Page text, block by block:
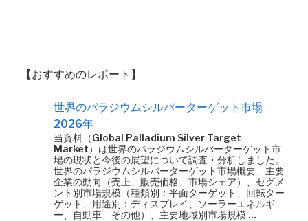
【おすすめのレポート】
世界のパラジウムシルバーターゲット市場
2026年
当資料（Global Palladium Silver Target
Market）は世界のパラジウムシルバーターゲット市
場の現状と今後の展望について調査・分析しました。
世界のパラジウムシルバーターゲット市場概要、主要
企業の動向（売上、販売価格、市場シェア）、セグメ
ント別市場規模（種類別：平面ターゲット、回転ター
ゲット、用途別：ディスプレイ、ソーラーエネルギ
ー、自動車、その他）、主要地域別市場規模 …